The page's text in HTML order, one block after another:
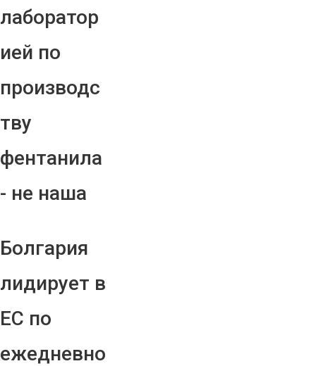
лаборатор
ией по
производс
тву
фентанила
- не наша
Болгария
лидирует в
ЕС по
ежедневно